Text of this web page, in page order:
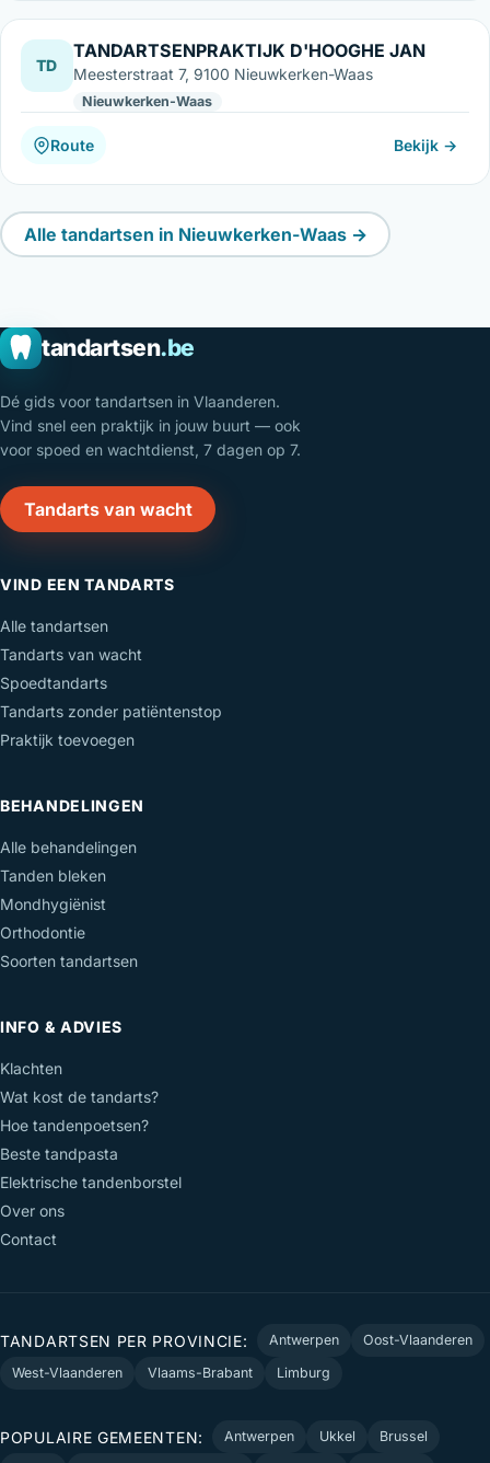
TD
TANDARTSENPRAKTIJK D'HOOGHE JAN
Meesterstraat 7, 9100 Nieuwkerken-Waas
Nieuwkerken-Waas
Route Bekijk →
Alle tandartsen in Nieuwkerken-Waas →
tandartsen.be
Dé gids voor tandartsen in Vlaanderen.
Vind snel een praktijk in jouw buurt — ook
voor spoed en wachtdienst, 7 dagen op 7.
Tandarts van wacht
VIND EEN TANDARTS
Alle tandartsen
Tandarts van wacht
Spoedtandarts
Tandarts zonder patiëntenstop
Praktijk toevoegen
BEHANDELINGEN
Alle behandelingen
Tanden bleken
Mondhygiënist
Orthodontie
Soorten tandartsen
INFO & ADVIES
Klachten
Wat kost de tandarts?
Hoe tandenpoetsen?
Beste tandpasta
Elektrische tandenborstel
Over ons
Contact
TANDARTSEN PER PROVINCIE: Antwerpen
Oost-Vlaanderen
West-Vlaanderen
Vlaams-Brabant Limburg
POPULAIRE GEMEENTEN: Antwerpen Ukkel
Brussel